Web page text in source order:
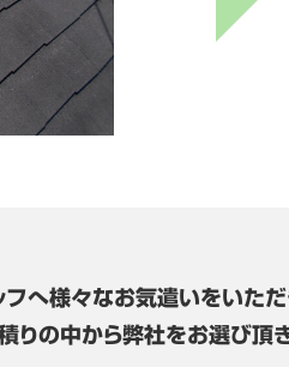
フへ様々なお気遣いをいただ
りの中から弊社をお選び頂